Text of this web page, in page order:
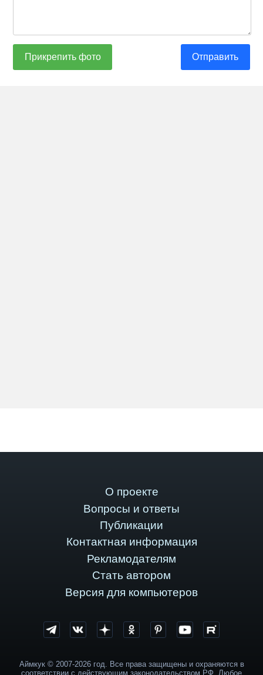
Прикрепить фото Отправить
О проекте
Вопросы и ответы
Публикации
Контактная информация
Рекламодателям
Стать автором
Версия для компьютеров
Аймкук © 2007-2026 год. Все права защищены и охраняются в
соответствии с действующим законодательством РФ. Любое